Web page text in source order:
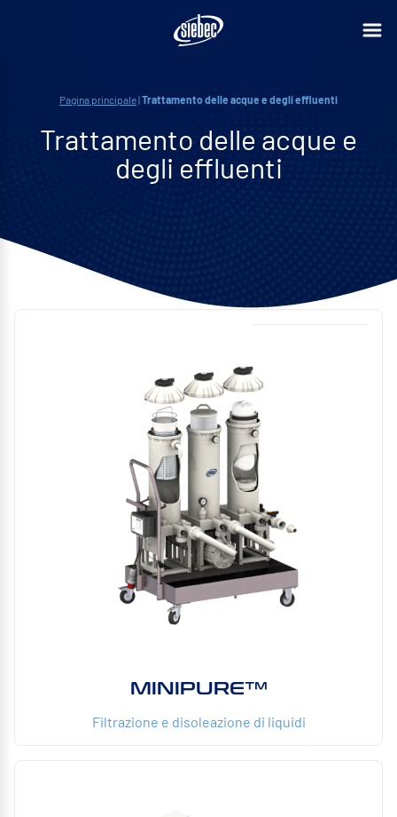
Pagina principale|Trattamento delle acque e degli effluenti
Trattamento delle acque e
degli effluenti
MINIPURE™
Filtrazione e disoleazione di liquidi